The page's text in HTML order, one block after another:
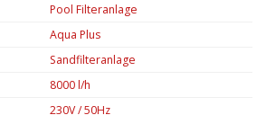
Pool Filteranlage
Aqua Plus
Sandfilteranlage
8000 l/h
230V / 50Hz